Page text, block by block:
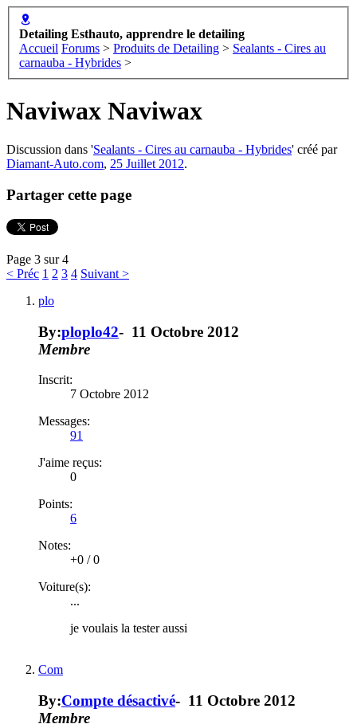
Detailing Esthauto, apprendre le detailing
Accueil Forums > Produits de Detailing > Sealants - Cires au
carnauba - Hybrides >
Naviwax Naviwax
Discussion dans 'Sealants - Cires au carnauba - Hybrides' créé par
Diamant-Auto.com, 25 Juillet 2012.
Partager cette page
Page 3 sur 4
< Préc 1 2 3 4 Suivant >
plo
By:ploplo42- 11 Octobre 2012
Membre
Inscrit:
7 Octobre 2012
Messages:
91
J'aime reçus:
0
Points:
6
Notes:
+0 /0
Voiture(s):
...
je voulais la tester aussi
Com
By:Compte désactivé- 11 Octobre 2012
Membre